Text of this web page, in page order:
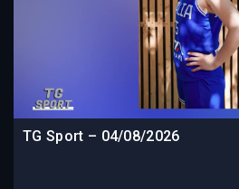
TG Sport – 04/08/2026